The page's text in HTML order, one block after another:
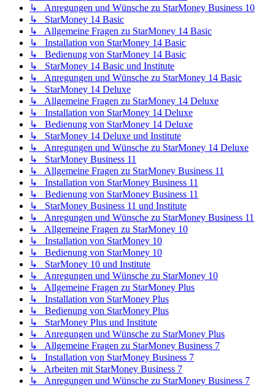
↳ Anregungen und Wünsche zu StarMoney Business 10
↳ StarMoney 14 Basic
↳ Allgemeine Fragen zu StarMoney 14 Basic
↳ Installation von StarMoney 14 Basic
↳ Bedienung von StarMoney 14 Basic
↳ StarMoney 14 Basic und Institute
↳ Anregungen und Wünsche zu StarMoney 14 Basic
↳ StarMoney 14 Deluxe
↳ Allgemeine Fragen zu StarMoney 14 Deluxe
↳ Installation von StarMoney 14 Deluxe
↳ Bedienung von StarMoney 14 Deluxe
↳ StarMoney 14 Deluxe und Institute
↳ Anregungen und Wünsche zu StarMoney 14 Deluxe
↳ StarMoney Business 11
↳ Allgemeine Fragen zu StarMoney Business 11
↳ Installation von StarMoney Business 11
↳ Bedienung von StarMoney Business 11
↳ StarMoney Business 11 und Institute
↳ Anregungen und Wünsche zu StarMoney Business 11
↳ Allgemeine Fragen zu StarMoney 10
↳ Installation von StarMoney 10
↳ Bedienung von StarMoney 10
↳ StarMoney 10 und Institute
↳ Anregungen und Wünsche zu StarMoney 10
↳ Allgemeine Fragen zu StarMoney Plus
↳ Installation von StarMoney Plus
↳ Bedienung von StarMoney Plus
↳ StarMoney Plus und Institute
↳ Anregungen und Wünsche zu StarMoney Plus
↳ Allgemeine Fragen zu StarMoney Business 7
↳ Installation von StarMoney Business 7
↳ Arbeiten mit StarMoney Business 7
↳ Anregungen und Wünsche zu StarMoney Business 7